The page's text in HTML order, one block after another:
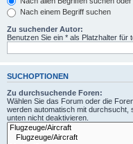
Nach einem Begriff suchen
Zu suchender Autor:
Benutzen Sie ein * als Platzhalter für
SUCHOPTIONEN
Zu durchsuchende Foren:
Wählen Sie das Forum oder die
werden automatisch mit durchsucht,
unten nicht deaktivieren.